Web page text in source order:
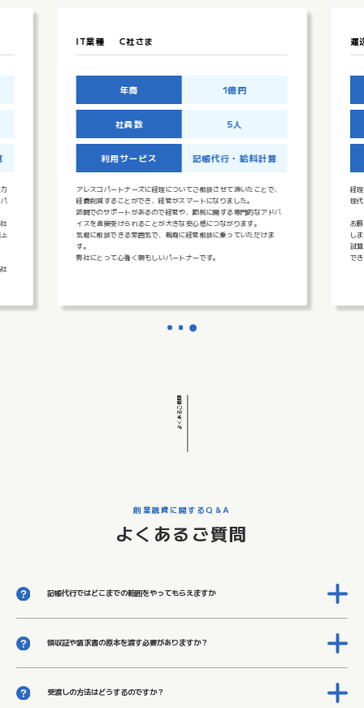
1億円
5人
記帳代行・給料計算
コパートナーズに経理についてご相談させて頂いたことで、
減することができ、経営がスマートになりました。
のサポートがあるので経営や、節税に関する専門的なアドバ
直接受けられることが大きな安心感につながります。
相談できる雰囲気で、親身に経営相談に乗っていただけま
とって心強く頼もしいパートナーです。
経理の担当社員が中々採用できな
お願いするようになって、経営に
しました。
試算表に基づき的確なアドバイス
よくあるご質問
創業融資に関するQ＆A
よくあるご質問
記帳代行ではどこまでの範囲をやってもらえますか
処理をし、試算表、損益推移表、預金出納帳、売掛残高一覧表、買掛残高一覧表を出すとこ
決算時には節税対策を含めた決算修正を行い、税理士が税務申告の確定申告書を作成しま
領収証や請求書の原本を渡す必要がありますか？
ただきます。
受渡しの方法はどうするのですか？